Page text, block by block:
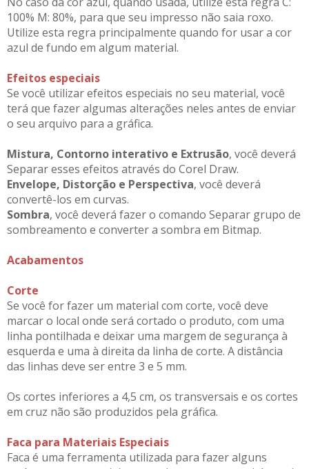
100% M: 80%, para que seu impresso não saia roxo.
Utilize esta regra principalmente quando for usar a cor
azul de fundo em algum material.
Efeitos especiais
Se você utilizar efeitos especiais no seu material, você
terá que fazer algumas alterações neles antes de enviar
o seu arquivo para a gráfica.
Mistura, Contorno interativo e Extrusão, você deverá
Separar esses efeitos através do Corel Draw.
Envelope, Distorção e Perspectiva, você deverá
convertê-los em curvas.
Sombra, você deverá fazer o comando Separar grupo de
sombreamento e converter a sombra em Bitmap.
Acabamentos
Corte
Se você for fazer um material com corte, você deve
marcar o local onde será cortado o produto, com uma
linha pontilhada e deixar uma margem de segurança à
esquerda e uma à direita da linha de corte. A distância
das linhas deve ser entre 3 e 5 mm.
Os cortes inferiores a 4,5 cm, os transversais e os cortes
em cruz não são produzidos pela gráfica.
Faca para Materiais Especiais
Faca é uma ferramenta utilizada para fazer alguns